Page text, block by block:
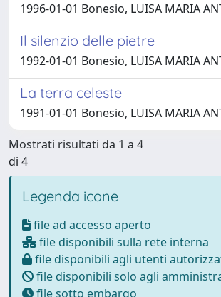
1996-01-01 Bonesio, LUISA MARIA
Il silenzio delle pietre
1992-01-01 Bonesio, LUISA MARIA
La terra celeste
1991-01-01 Bonesio, LUISA MARIA
Mostrati risultati da 1 a 4
di 4
Legenda icone
file ad accesso aperto
file disponibili sulla rete interna
file disponibili agli utenti
file disponibili solo agli
file sotto embargo